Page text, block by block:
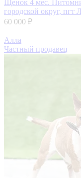
Щенок 4 мес.
городской округ, пгт
60 000 ₽
Алла
Частный продавец